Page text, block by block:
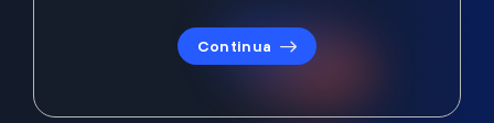
Continua